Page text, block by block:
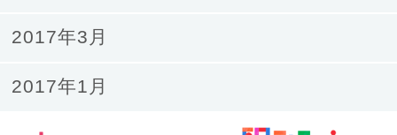
2017年3月
2017年1月